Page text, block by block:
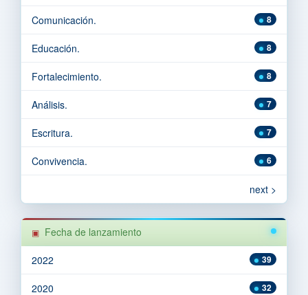
8
Comunicación.
8
Educación.
8
Fortalecimiento.
7
Análisis.
7
Escritura.
6
Convivencia.
next >
Fecha de lanzamiento
39
2022
32
2020